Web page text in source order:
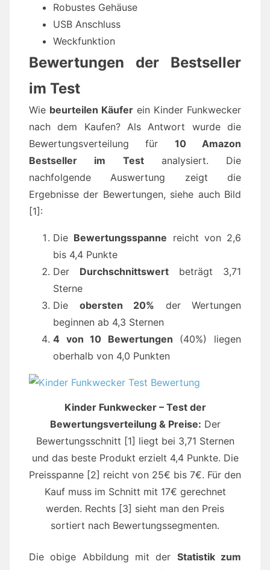
Robustes Gehäuse
USB Anschluss
Weckfunktion
Bewertungen der Bestseller
im Test
Wie beurteilen Käufer ein Kinder Funkwecker
nach dem Kaufen? Als Antwort wurde die
Bewertungsverteilung für 10 Amazon
Bestseller im Testanalysiert. Die
nachfolgende Auswertung zeigt die
Ergebnisse der Bewertungen, siehe auch Bild
[1]:
Die Bewertungsspanne reicht von 2,6
bis 4,4 Punkte
Der Durchschnittswert beträgt 3,71
Sterne
Die obersten 20% der Wertungen
beginnen ab 4,3 Sternen
4 von 10 Bewertungen (40%) liegen
oberhalb von 4,0 Punkten
Kinder Funkwecker – Test der
Bewertungsverteilung & Preise: Der
Bewertungsschnitt [1] liegt bei 3,71 Sternen
und das beste Produkt erzielt 4,4 Punkte. Die
Preisspanne [2] reicht von 25€ bis 7€. Für den
Kauf muss im Schnitt mit 17€ gerechnet
werden. Rechts [3] sieht man den Preis
sortiert nach Bewertungssegmenten.
Die obige Abbildung mit der Statistik zum